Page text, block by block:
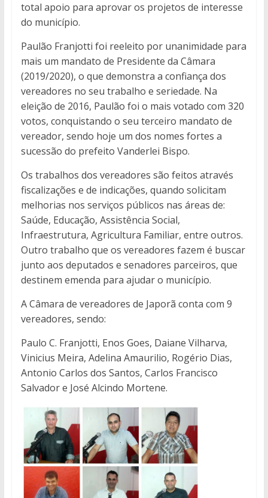
total apoio para aprovar os projetos de interesse
do município.
Paulão Franjotti foi reeleito por unanimidade para
mais um mandato de Presidente da Câmara
(2019/2020), o que demonstra a confiança dos
vereadores no seu trabalho e seriedade. Na
eleição de 2016, Paulão foi o mais votado com 320
votos, conquistando o seu terceiro mandato de
vereador, sendo hoje um dos nomes fortes a
sucessão do prefeito Vanderlei Bispo.
Os trabalhos dos vereadores são feitos através
fiscalizações e de indicações, quando solicitam
melhorias nos serviços públicos nas áreas de:
Saúde, Educação, Assistência Social,
Infraestrutura, Agricultura Familiar, entre outros.
Outro trabalho que os vereadores fazem é buscar
junto aos deputados e senadores parceiros, que
destinem emenda para ajudar o município.
A Câmara de vereadores de Japorã conta com 9
vereadores, sendo:
Paulo C. Franjotti, Enos Goes, Daiane Vilharva,
Vinicius Meira, Adelina Amaurilio, Rogério Dias,
Antonio Carlos dos Santos, Carlos Francisco
Salvador e José Alcindo Mortene.